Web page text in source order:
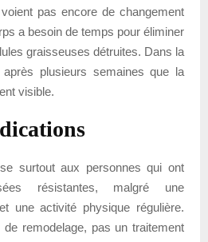
pas encore de changement
a besoin de temps pour éliminer
graisseuses détruites. Dans la
après plusieurs semaines que la
visible.
surtout aux personnes qui ont
résistantes, malgré une
une activité physique régulière.
de remodelage, pas un traitement